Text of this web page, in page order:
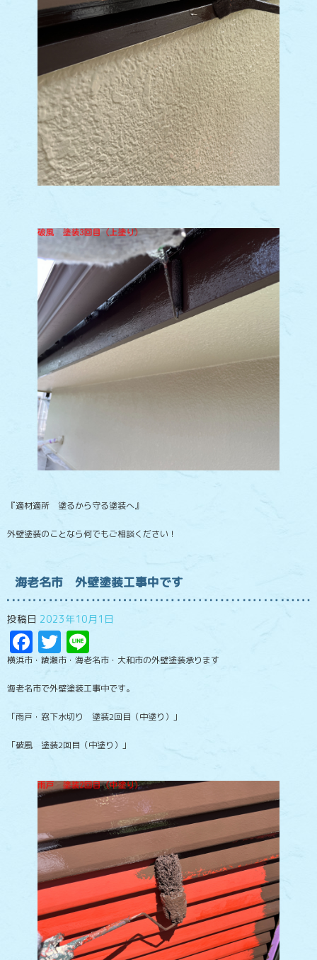
『適材適所 塗るから守る塗装へ』
外壁塗装のことなら何でもご相談ください！
海老名市 外壁塗装工事中です
投稿日 2023年10月1日
Facebook
Twitter
横浜市・綾瀬市・海老名市・大和市の外壁塗装承ります
海老名市で外壁塗装工事中です。
「雨戸・窓下水切り 塗装2回目（中塗り）」
「破風 塗装2回目（中塗り）」